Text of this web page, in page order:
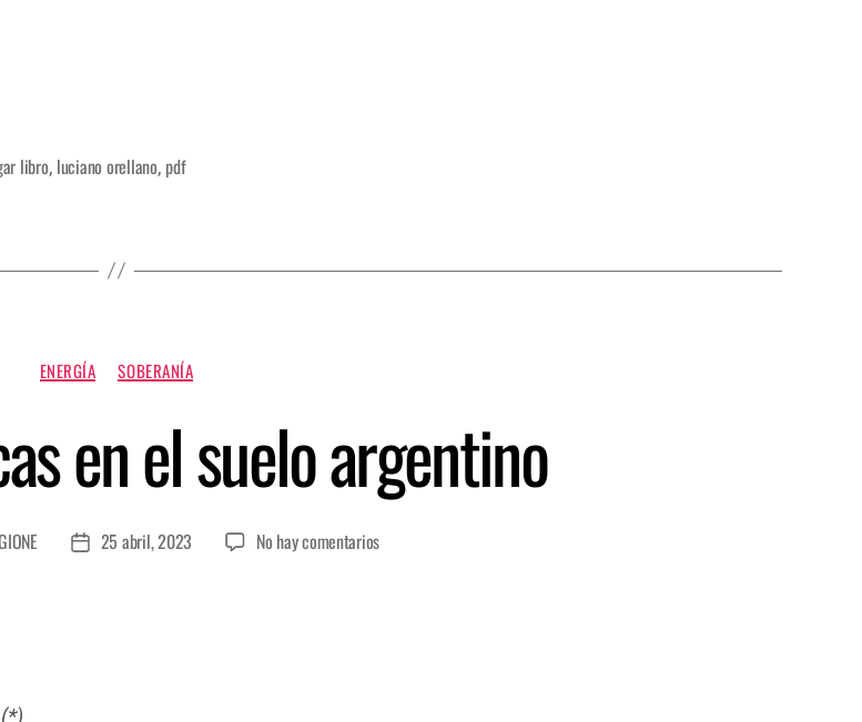
libro, luciano orellano, pdf
ENERGÍA SOBERANÍA
en el suelo argentino
25 abril, 2023 No hay comentarios